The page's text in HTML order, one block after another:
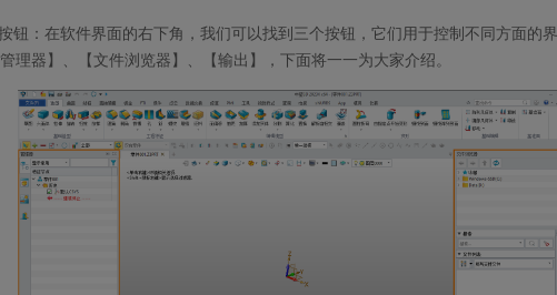
钮：在软件界面的右下角，我们可以找到三个按钮，它们用于控制不同方面的
理器】、【文件浏览器】、【输出】，下面将一一为大家介绍。